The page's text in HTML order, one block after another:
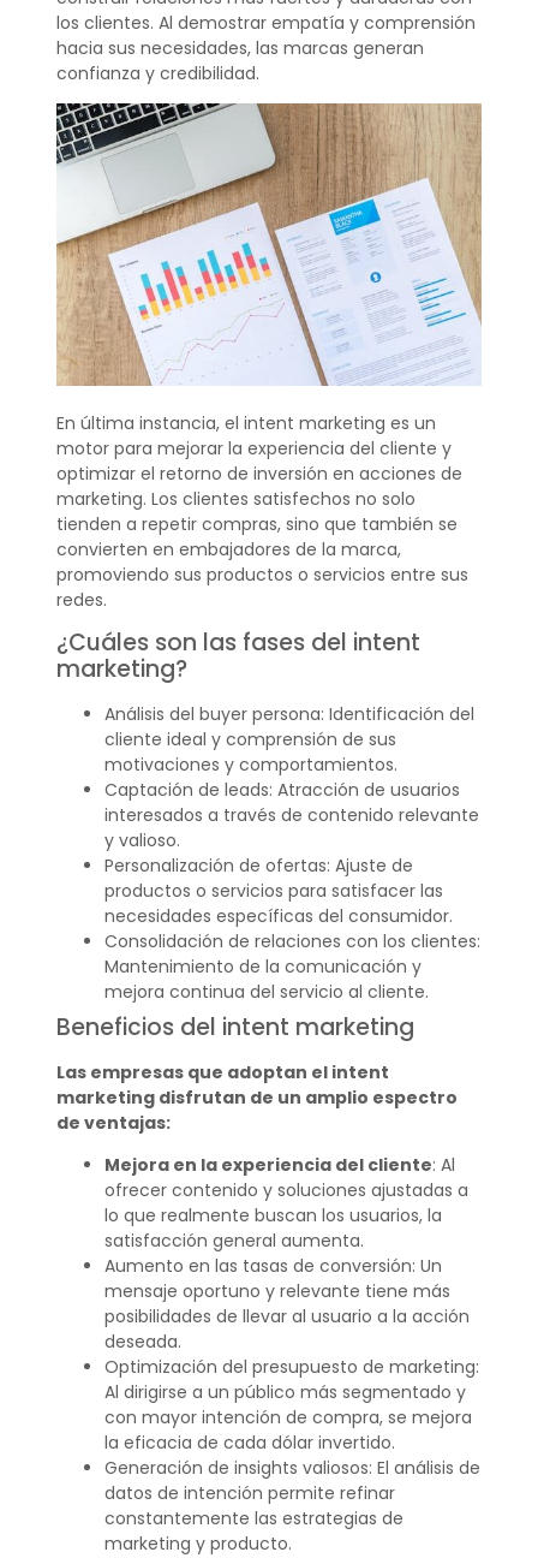
los clientes. Al demostrar empatía y comprensión
hacia sus necesidades, las marcas generan
confianza y credibilidad.
En última instancia, el intent marketing es un
motor para mejorar la experiencia del cliente y
optimizar el retorno de inversión en acciones de
marketing. Los clientes satisfechos no solo
tienden a repetir compras, sino que también se
convierten en embajadores de la marca,
promoviendo sus productos o servicios entre sus
redes.
¿Cuáles son las fases del intent
marketing?
Análisis del buyer persona: Identificación del
cliente ideal y comprensión de sus
motivaciones y comportamientos.
Captación de leads: Atracción de usuarios
interesados a través de contenido relevante
y valioso.
Personalización de ofertas: Ajuste de
productos o servicios para satisfacer las
necesidades específicas del consumidor.
Consolidación de relaciones con los clientes:
Mantenimiento de la comunicación y
mejora continua del servicio al cliente.
Beneficios del intent marketing
Las empresas que adoptan el intent
marketing disfrutan de un amplio espectro
de ventajas:
Mejora en la experiencia del cliente: Al
ofrecer contenido y soluciones ajustadas a
lo que realmente buscan los usuarios, la
satisfacción general aumenta.
Aumento en las tasas de conversión: Un
mensaje oportuno y relevante tiene más
posibilidades de llevar al usuario a la acción
deseada.
Optimización del presupuesto de marketing:
Al dirigirse a un público más segmentado y
con mayor intención de compra, se mejora
la eficacia de cada dólar invertido.
Generación de insights valiosos: El análisis de
datos de intención permite refinar
constantemente las estrategias de
marketing y producto.